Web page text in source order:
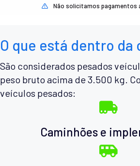
Não solicitamos pagamentos
O que está dentro da
São considerados pesados
peso bruto acima de 3.500 kg.
veículos pesados:
Caminhões e